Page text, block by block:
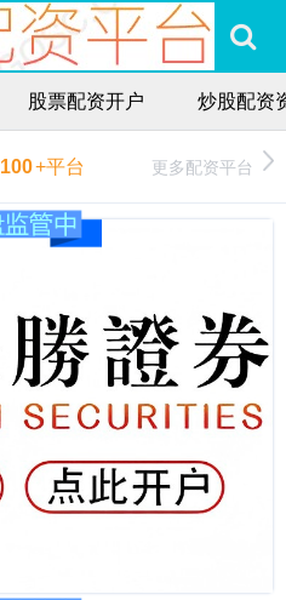
股票配资开户 炒股配资
100+平台 更多配资平台